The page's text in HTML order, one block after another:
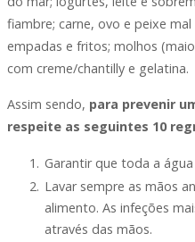
fiambre; carne, ovo e peixe
empadas e fritos; molhos
com creme/chantilly e gelatina.
Assim sendo, para prevenir
respeite as seguintes 10
Garantir que toda a
Lavar sempre as mãos
alimento. As infeções
através das mãos.